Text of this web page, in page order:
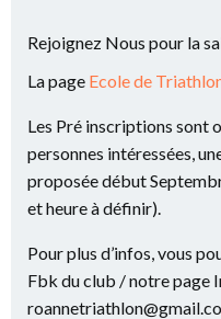
Rejoignez Nous pour la
La page Ecole de
Les Pré inscriptions sont
personnes intéressées,
proposée début
et heure à définir).
Pour plus d’infos, vous
Fbk du club / notre page